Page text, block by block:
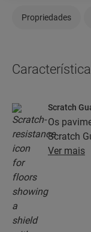
Propriedades
Scratch
Os
Scratch
Ver mais